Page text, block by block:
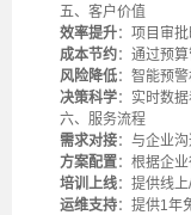
五、客户价值
效率提升：项目审
成本节约：通过预
风险降低：智能预
决策科学：实时数
六、服务流程
需求对接：与企业
方案配置：根据企
培训上线：提供线
运维支持：提供1年